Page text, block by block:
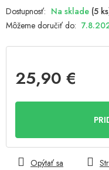
Na sklade (5
Môžeme doručiť do:
25,90 €
Opýtať sa